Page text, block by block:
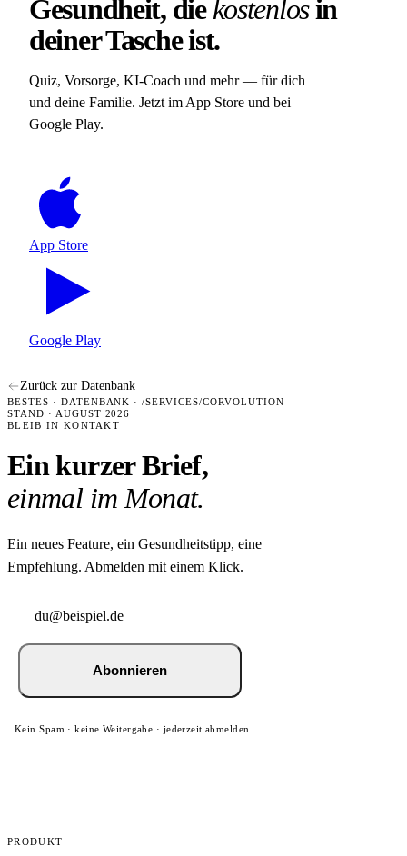
Gesundheit, diekostenlosin
deiner Tasche ist.
Quiz, Vorsorge, KI-Coach und mehr — für dich
und deine Familie. Jetzt im App Store und bei
Google Play.
App Store
Google Play
Zurück zur Datenbank
BESTES · DATENBANK · /SERVICES/CORVOLUTION
STAND · AUGUST 2026
BLEIB IN KONTAKT
Ein kurzer Brief,
einmal im Monat.
Ein neues Feature, ein Gesundheitstipp, eine
Empfehlung. Abmelden mit einem Klick.
Abonnieren
Kein Spam · keine Weitergabe · jederzeit abmelden.
PRODUKT